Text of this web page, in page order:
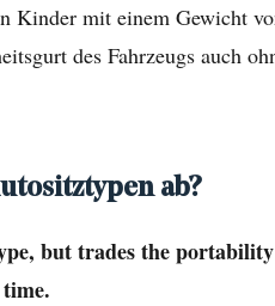
Kinder mit einem Gewicht
des Fahrzeugs auch
ab?
but trades the